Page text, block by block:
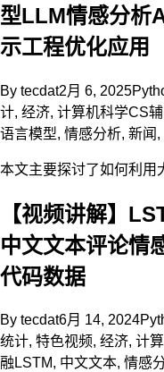
型LLM情感分析
示工程优化应用
By tecdat2月 6, 2025
计, 经济, 计算机科学CS
语言模型, 情感分析, 新闻 ,
本文主要探讨了如何利用
【视频讲解】
中文文本评论情
代码数据
By tecdat6月 14, 2024
统计, 特色视频, 经济, 计
融LSTM, 中文文本, 情感